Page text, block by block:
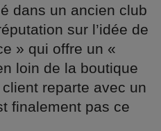
dans un ancien club
sur l’idée de
» qui offre un «
loin de la boutique
reparte avec un
finalement pas ce